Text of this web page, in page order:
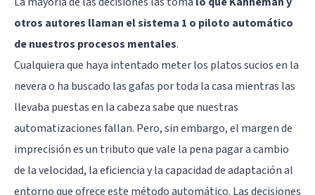
otros autores llaman el sistema 1 o piloto automático
de nuestros procesos mentales.
Cualquiera que haya intentado meter los platos sucios en la
nevera o ha buscado las gafas por toda la casa mientras las
llevaba puestas en la cabeza sabe que nuestras
automatizaciones fallan. Pero, sin embargo, el margen de
imprecisión es un tributo que vale la pena pagar a cambio
de la velocidad, la eficiencia y la capacidad de adaptación al
entorno que ofrece este método automático. Las decisiones